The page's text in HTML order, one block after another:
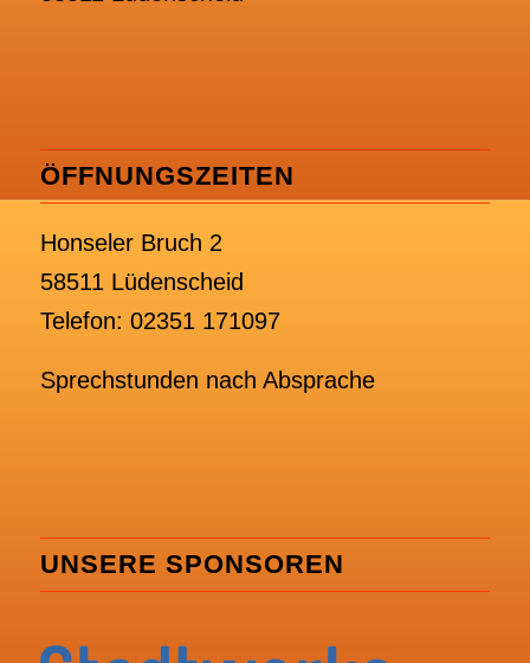
ÖFFNUNGSZEITEN
Honseler Bruch 2
58511 Lüdenscheid
Telefon: 02351 171097
Sprechstunden nach Absprache
UNSERE SPONSOREN